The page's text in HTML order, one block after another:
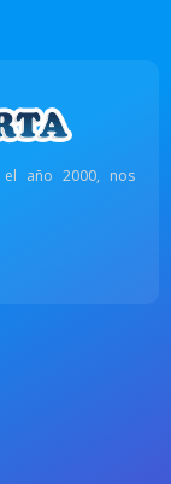
el año 2000, nos